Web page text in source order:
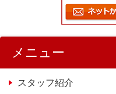
メニュー
スタッフ紹介